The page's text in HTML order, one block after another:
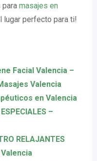
masajes en
lugar perfecto para ti!
Facial Valencia –
Valencia
en Valencia
–
RELAJANTES